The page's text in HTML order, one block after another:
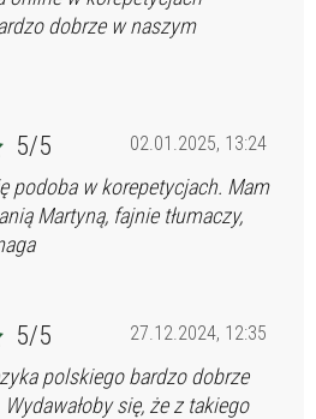
dobrze w naszym
02.01.2025, 13:24
5/5
podoba w korepetycjach. Mam
Martyną, fajnie tłumaczy,
27.12.2024, 12:35
5/5
polskiego bardzo dobrze
się, że z takiego